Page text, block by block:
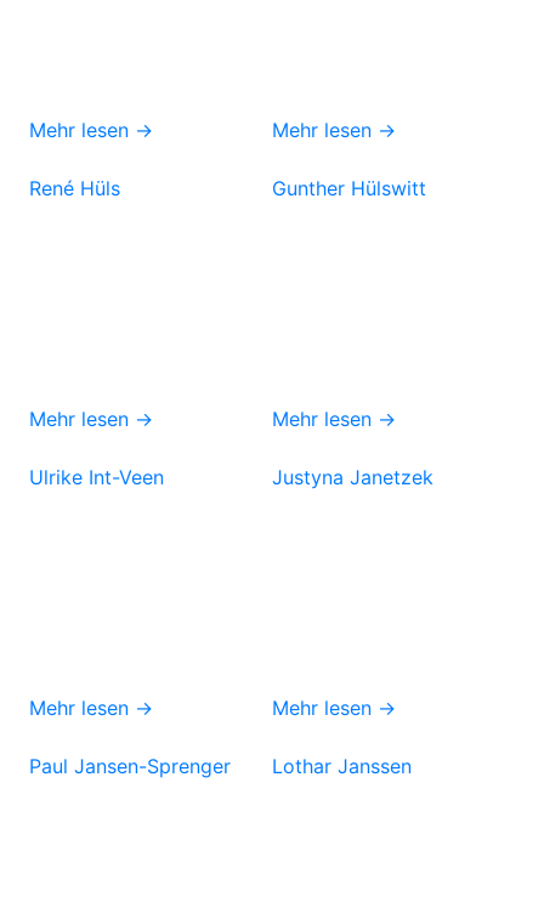
Mehr lesen → Mehr lesen →
René Hüls
Mehr lesen →
Gunther Hülswitt
Mehr lesen →
Ulrike Int-Veen
Mehr lesen →
Justyna Janetzek
Mehr lesen →
Paul Jansen-Sprenger Lothar Janssen